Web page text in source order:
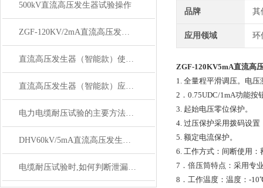
500kV直流高压发生器试验操作
ZGF-120KV/2mA直流高压发生器一体式与分体式参数
直流高压发生器（智能款）使用特别注意！
直流高压发生器（智能款）应用范围与技术特点
电力电缆耐压试验的主要方法有哪些
DHV60kV/5mA直流高压发生器产品介绍
电缆耐压试验时,如何判断泄漏电流值是否正常
品牌 其
应用领域 环
ZGF-120KV5mA直流高
1. 全量程平滑调压。电
2．0.75UDC/1mA功能按
3. 起始电压零位保护。
4. 过压保护采用拨码设置
5. 额定电流保护。
6. 工作方式：间断使用
7．倍压筒特点：采用专
8．工作温度：温度：-